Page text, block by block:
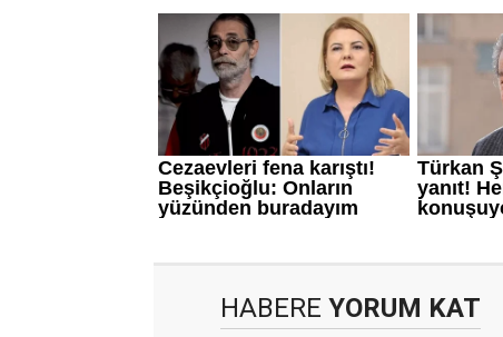
HABERE YORUM KAT